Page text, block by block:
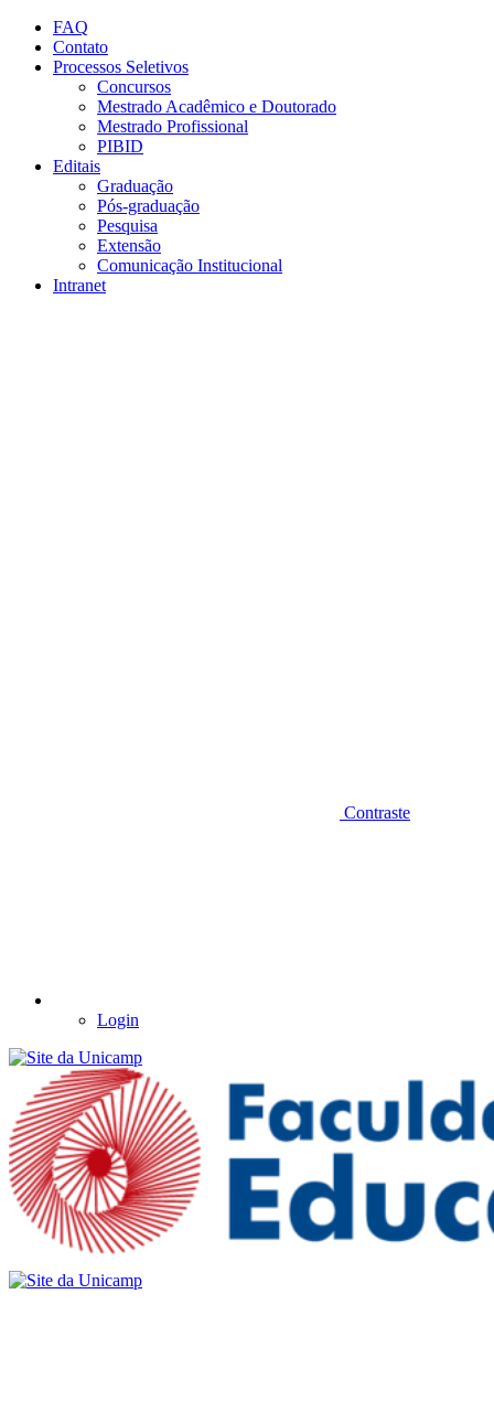
Conteúdo principal
FAQ
Contato
Processos Seletivos
Concursos
Mestrado Acadêmico e Doutorado
Mestrado Profissional
PIBID
Editais
Graduação
Pós-graduação
Pesquisa
Extensão
Comunicação Institucional
Intranet
Contraste
Login